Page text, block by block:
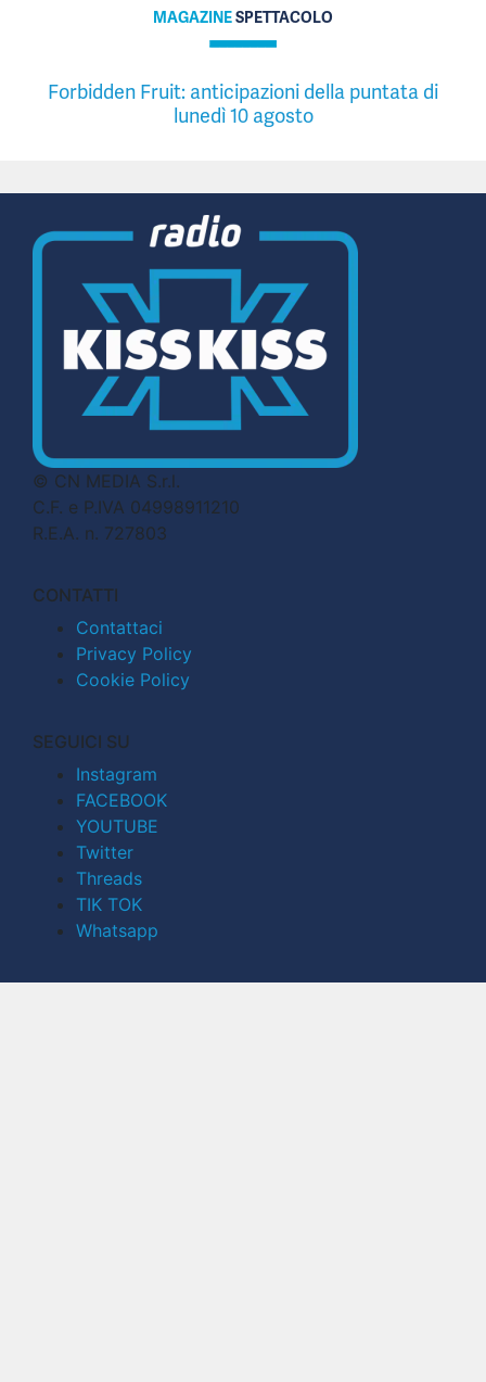
MAGAZINESPETTACOLO
Forbidden Fruit: anticipazioni della puntata di
lunedì 10 agosto
© CN MEDIA S.r.l.
C.F. e P.IVA 04998911210
R.E.A. n. 727803
CONTATTI
Contattaci
Privacy Policy
Cookie Policy
SEGUICI SU
Instagram
FACEBOOK
YOUTUBE
Twitter
Threads
TIK TOK
Whatsapp